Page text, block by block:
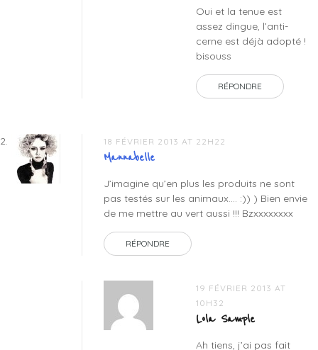
Oui et la tenue est
assez dingue, l’anti-
cerne est déjà adopté !
bisouss
RÉPONDRE
18 FÉVRIER 2013 AT 22H22
Mannabelle
J’imagine qu’en plus les produits ne sont
pas testés sur les animaux…. :)) ) Bien envie
de me mettre au vert aussi !!! Bzxxxxxxxx
RÉPONDRE
19 FÉVRIER 2013 AT
10H32
Lola Sample
Ah tiens, j’ai pas fait